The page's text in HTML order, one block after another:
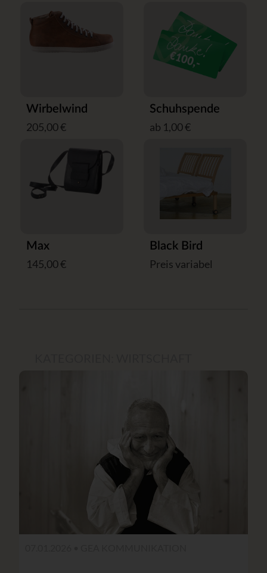
Wirbelwind
205,00 €
Schuhspende
ab 1,00 €
Max
145,00 €
Black Bird
Preis variabel